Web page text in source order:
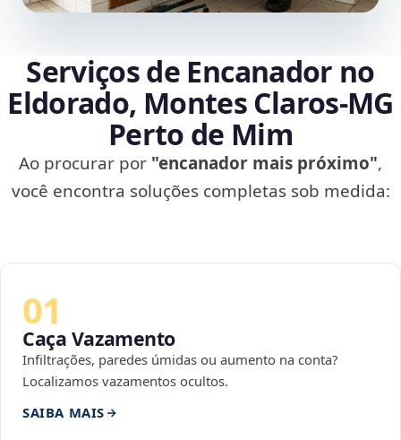
Serviços de Encanador no
Eldorado, Montes Claros‑MG
Perto de Mim
Ao procurar por "encanador mais próximo",
você encontra soluções completas sob medida:
01
Caça Vazamento
Infiltrações, paredes úmidas ou aumento na conta?
Localizamos vazamentos ocultos.
SAIBA MAIS